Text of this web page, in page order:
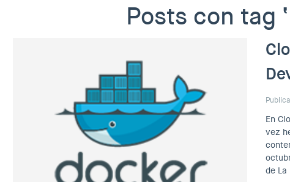
Posts con tag
En
vez
de